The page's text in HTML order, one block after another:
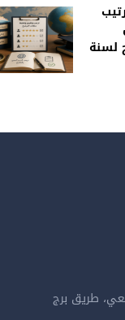
لسنة
طريق برج